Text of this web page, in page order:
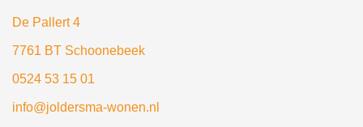
De Pallert 4
7761 BT Schoonebeek
0524 53 15 01
info@joldersma-wonen.nl